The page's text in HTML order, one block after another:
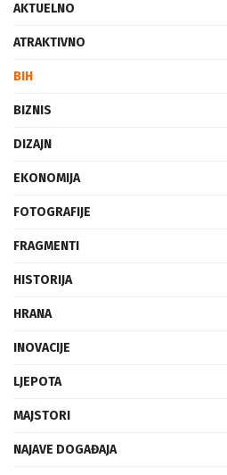
AKTUELNO
ATRAKTIVNO
BIH
BIZNIS
DIZAJN
EKONOMIJA
FOTOGRAFIJE
FRAGMENTI
HISTORIJA
HRANA
INOVACIJE
LJEPOTA
MAJSTORI
NAJAVE DOGAĐAJA